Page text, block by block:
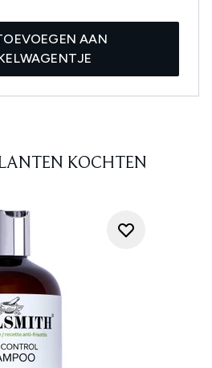
AAN
KOCHTEN